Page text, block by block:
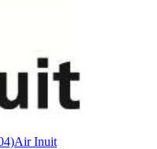
Air Inuit